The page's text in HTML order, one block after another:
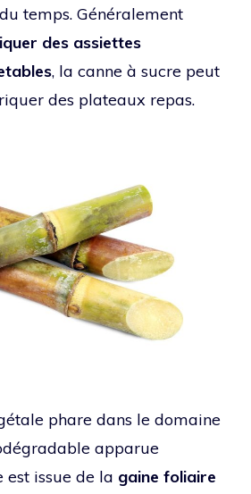
temps. Généralement
des assiettes
, la canne à sucre peut
des plateaux repas.
phare dans le domaine
apparue
est issue de la gaine foliaire